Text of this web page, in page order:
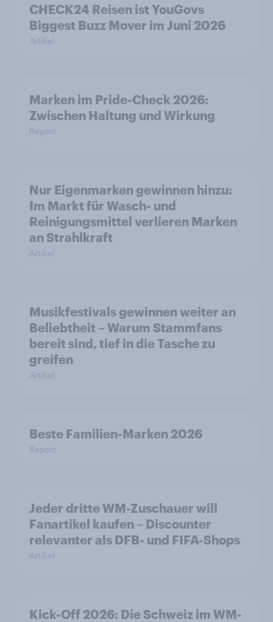
CHECK24 Reisen ist YouGovs
Biggest Buzz Mover im Juni 2026
Artikel
Marken im Pride-Check 2026:
Zwischen Haltung und Wirkung
Report
Nur Eigenmarken gewinnen hinzu:
Im Markt für Wasch- und
Reinigungsmittel verlieren Marken
an Strahlkraft
Artikel
Musikfestivals gewinnen weiter an
Beliebtheit – Warum Stammfans
bereit sind, tief in die Tasche zu
greifen
Artikel
Beste Familien-Marken 2026
Report
Jeder dritte WM-Zuschauer will
Fanartikel kaufen – Discounter
relevanter als DFB- und FIFA-Shops
Artikel
Kick-Off 2026: Die Schweiz im WM-